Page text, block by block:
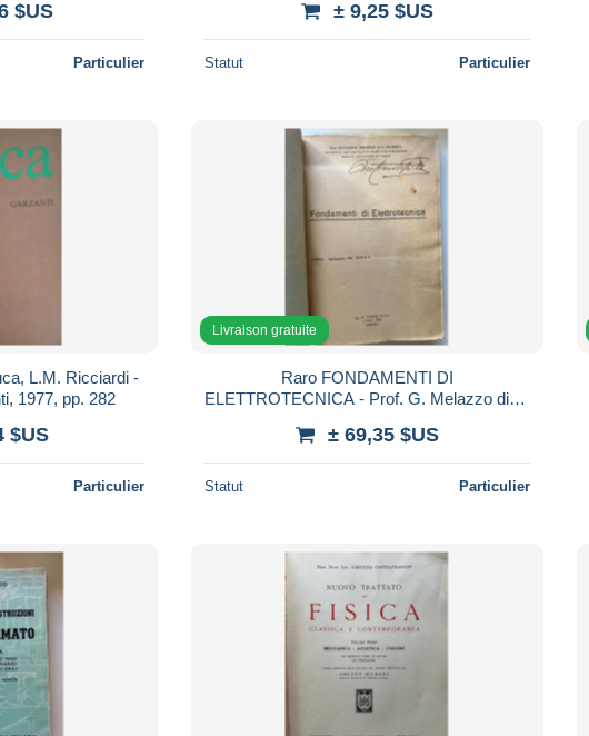
$US
Particulier
± 9,25 $US
Statut Particulier
L.M. Ricciardi -
1977, pp. 282
$US
Particulier
Livraison gratuite
Raro FONDAMENTI DI
ELETTROTECNICA - Prof. G. Melazzo di S.
± 69,35 $US
Statut Particulier